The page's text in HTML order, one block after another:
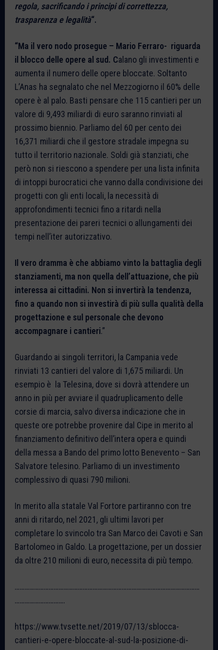
regola, sacrificando i principi di correttezza,
trasparenza e legalità“.
“Ma il vero nodo prosegue – Mario Ferraro- riguarda
il blocco delle opere al sud. Calano gli investimenti e
aumenta il numero delle opere bloccate. Soltanto
L’Anas ha segnalato che nel Mezzogiorno il 60% delle
opere è al palo. Basti pensare che 115 cantieri per un
valore di 9,493 miliardi di euro saranno rinviati al
prossimo biennio. Parliamo del 60 per cento dei
16,371 miliardi che il gestore stradale impegna su
tutto il territorio nazionale. Soldi già stanziati, che
però non si riescono a spendere per una lista infinita
di intoppi burocratici che vanno dalla condivisione dei
progetti con gli enti locali, la necessità di
approfondimenti tecnici fino a ritardi nella
presentazione dei pareri tecnici o allungamenti dei
tempi nell’iter autorizzativo.
Il vero dramma è che abbiamo vinto la battaglia degli
stanziamenti, ma non quella dell’attuazione, che più
interessa ai cittadini. Non si invertirà la tendenza,
fino a quando non si investirà di più sulla qualità della
progettazione e sul personale che devono
accompagnare i cantieri.”
Guardando ai singoli territori, la Campania vede
rinviati 13 cantieri del valore di 1,675 miliardi. Un
esempio è la Telesina, dove si dovrà attendere un
anno in più per avviare il quadruplicamento delle
corsie di marcia, salvo diversa indicazione che in
queste ore potrebbe provenire dal Cipe in merito al
finanziamento definitivo dell’intera opera e quindi
della messa a Bando del primo lotto Benevento – San
Salvatore telesino. Parliamo di un investimento
complessivo di quasi 790 milioni.
In merito alla statale Val Fortore partiranno con tre
anni di ritardo, nel 2021, gli ultimi lavori per
completare lo svincolo tra San Marco dei Cavoti e San
Bartolomeo in Galdo. La progettazione, per un dossier
da oltre 210 milioni di euro, necessita di più tempo.
……………………………………………………………………………………………………
………………………….
https://www.tvsette.net/2019/07/13/sblocca-
cantieri-e-opere-bloccate-al-sud-la-posizione-di-